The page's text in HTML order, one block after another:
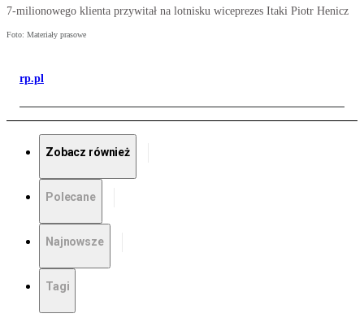
7-milionowego klienta przywitał na lotnisku wiceprezes Itaki Piotr Henicz
Foto: Materiały prasowe
rp.pl
Zobacz również
Polecane
Najnowsze
Tagi